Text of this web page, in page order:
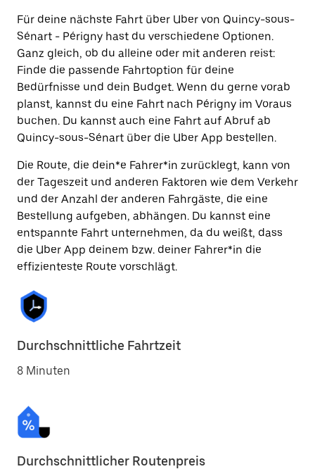
Für deine nächste Fahrt über Uber von Quincy-sous-
Sénart - Périgny hast du verschiedene Optionen.
Ganz gleich, ob du alleine oder mit anderen reist:
Finde die passende Fahrtoption für deine
Bedürfnisse und dein Budget. Wenn du gerne vorab
planst, kannst du eine Fahrt nach Périgny im Voraus
buchen. Du kannst auch eine Fahrt auf Abruf ab
Quincy-sous-Sénart über die Uber App bestellen.
Die Route, die dein*e Fahrer*in zurücklegt, kann von
der Tageszeit und anderen Faktoren wie dem Verkehr
und der Anzahl der anderen Fahrgäste, die eine
Bestellung aufgeben, abhängen. Du kannst eine
entspannte Fahrt unternehmen, da du weißt, dass
die Uber App deinem bzw. deiner Fahrer*in die
effizienteste Route vorschlägt.
Durchschnittliche Fahrtzeit
8 Minuten
Durchschnittlicher Routenpreis